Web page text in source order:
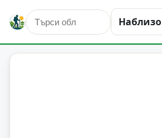
Наблизо
Долни Вит Област: Плевен